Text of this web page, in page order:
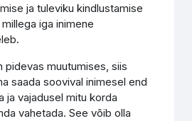
ja tuleviku kindlustamise
iga inimene
pidevas muutumises, siis
saada soovival inimesel end
ja vajadusel mitu korda
vahetada. See võib olla